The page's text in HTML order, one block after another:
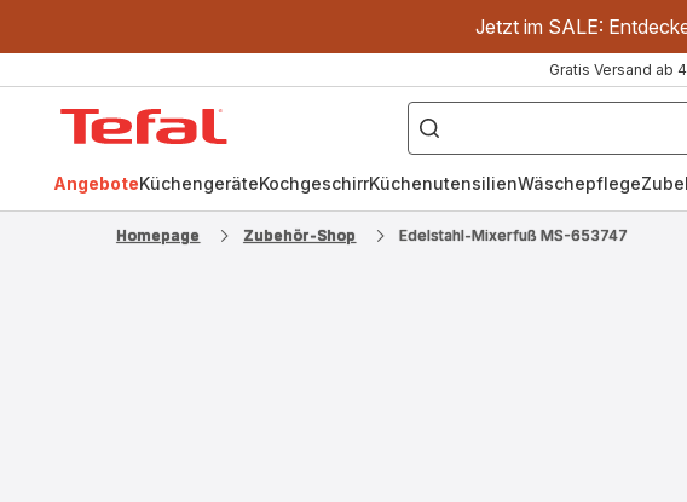
Jetzt im SALE:
Gratis Versand ab
["OptiGrill","Easy
Fry","Pfanne"]
AngeboteKüchengeräteKochgeschirrKüchenutensilienWäschepflege
Homepage Zubehör-Shop Edelstahl-Mixerfuß MS-653747